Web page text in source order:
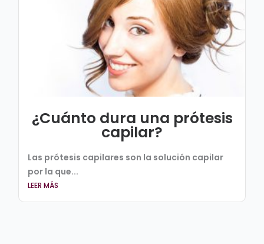
¿Cuánto dura una prótesis
capilar?
Las prótesis capilares son la solución capilar
por la que...
LEER MÁS